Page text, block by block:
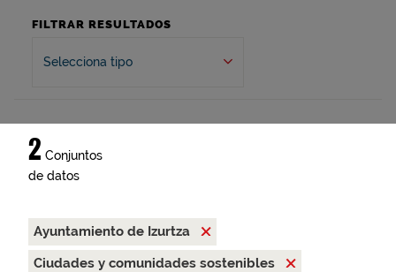
FILTRAR RESULTADOS
Selecciona tipo
2 Conjuntos
de datos
Ayuntamiento de Izurtza
Ciudades y comunidades sostenibles